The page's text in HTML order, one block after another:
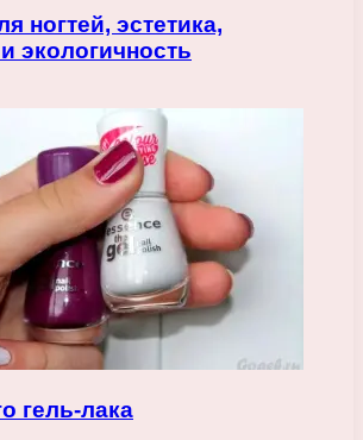
ногтей, эстетика,
экологичность
гель-лака